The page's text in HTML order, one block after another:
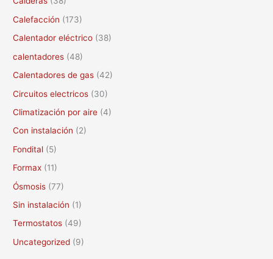
o
r
:
Calefacción (173)
Calentador eléctrico (38)
calentadores (48)
Calentadores de gas (42)
Circuitos electricos (30)
Climatización por aire (4)
Con instalación (2)
Fondital (5)
Formax (11)
Ósmosis (77)
Sin instalación (1)
Termostatos (49)
Uncategorized (9)